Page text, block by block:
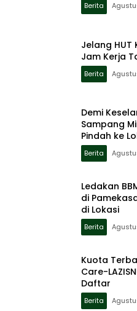
Berita
Jelang HUT
Jam Kerja
Berita
Demi
Sampang
Pindah ke
Berita
Ledakan
di
di Lokasi
Berita
Kuota
Care-
Daftar
Berita